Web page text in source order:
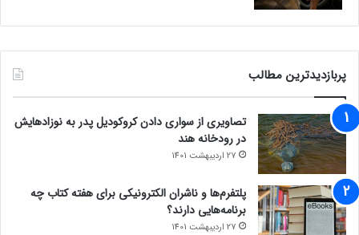
پربازدیدترین مطالب
تصاویری از سواری دادن کروکودیل پدر به نوزادهایش
در رودخانه هند
27 اردیبهشت 1401
پلتفرم‌ها و ناشران الکترونیکی برای هفته کتاب چه
برنامه‌هایی دارند؟
27 اردیبهشت 1401